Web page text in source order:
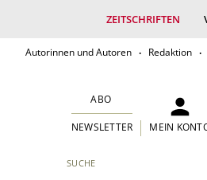
ZEITSCHRIFTEN
Autorinnen und Autoren Redaktion
SUCHE
ABO
NEWSLETTER MEIN